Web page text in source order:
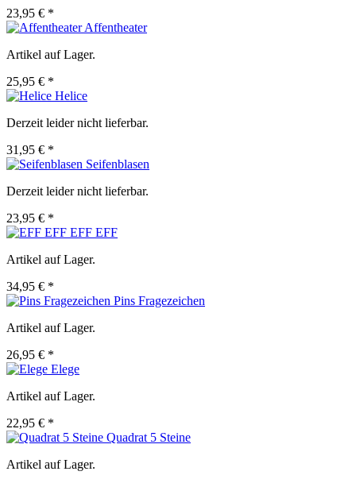
23,95 € *
Affentheater
Artikel auf Lager.
25,95 € *
Helice
Derzeit leider nicht lieferbar.
31,95 € *
Seifenblasen
Derzeit leider nicht lieferbar.
23,95 € *
EFF EFF
Artikel auf Lager.
34,95 € *
Pins Fragezeichen
Artikel auf Lager.
26,95 € *
Elege
Artikel auf Lager.
22,95 € *
Quadrat 5 Steine
Artikel auf Lager.